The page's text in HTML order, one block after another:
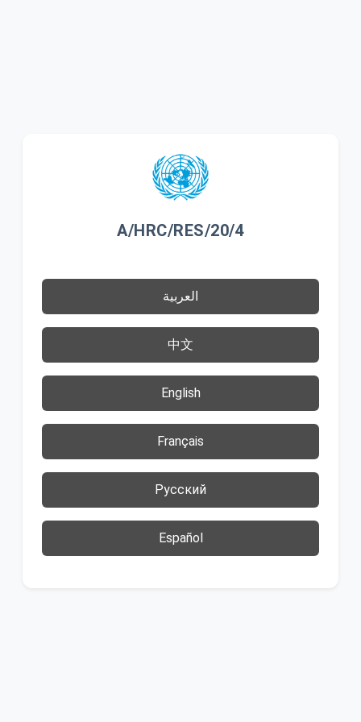
A/HRC/RES/20/4
العربية
中文
English
Français
Русский
Español